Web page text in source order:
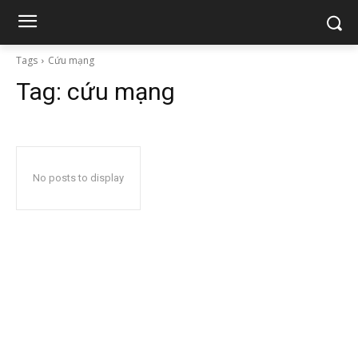
Tags Cứu mạng
Tag: cứu mạng
No posts to display